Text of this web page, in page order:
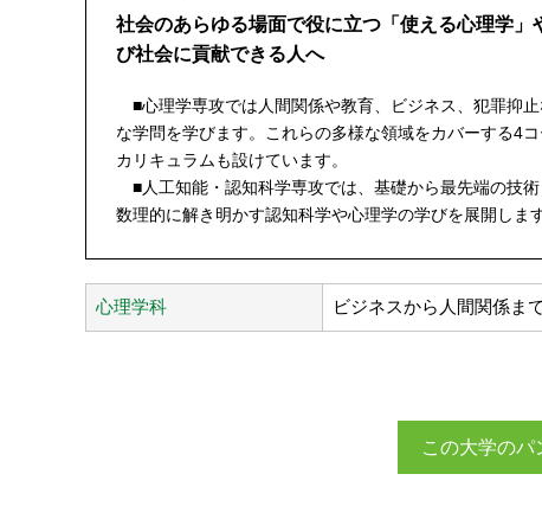
社会のあらゆる場面で役に立つ「使える心理学」
び社会に貢献できる人へ
■心理学専攻では人間関係や教育、ビジネス、犯罪抑
な学問を学びます。これらの多様な領域をカバーする4
カリキュラムも設けています。
■人工知能・認知科学専攻では、基礎から最先端の技
数理的に解き明かす認知科学や心理学の学びを展開します
心理学科 ビジネスから人間関係ま
この大学のパ